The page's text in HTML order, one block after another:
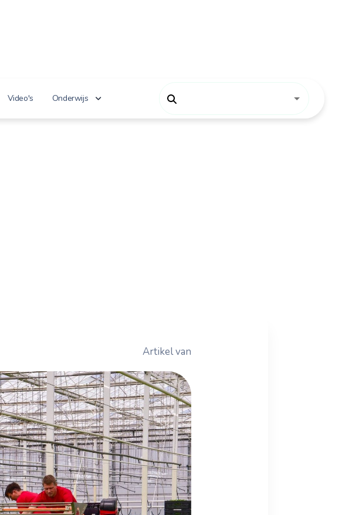
Video's Onderwijs
Artikel van